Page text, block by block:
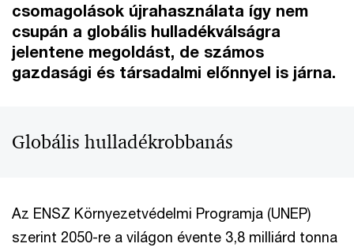
csomagolások újrahasználata így nem
csupán a globális hulladékválságra
jelentene megoldást, de számos
gazdasági és társadalmi előnnyel is járna.
Globális hulladékrobbanás
Az ENSZ Környezetvédelmi Programja (UNEP)
szerint 2050-re a világon évente 3,8 milliárd tonna